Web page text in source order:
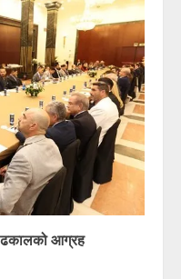
ढकालको आग्रह